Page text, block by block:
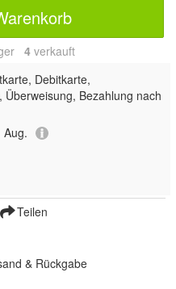
4 verkauft
Debitkarte,
Bezahlung nach
Aug.
Teilen
& Rückgabe